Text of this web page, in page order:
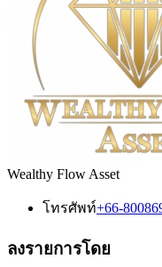
Wealthy Flow Asset
โทรศัพท์+66-
ลงรายการโดย